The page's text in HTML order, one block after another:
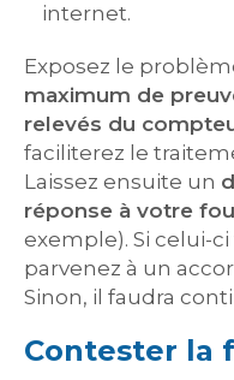
internet.
Exposez le
maximum de
relevés du
faciliterez le
Laissez ensuite un
réponse à votre
exemple). Si celui-
parvenez à un
Sinon, il faudra
Contester la